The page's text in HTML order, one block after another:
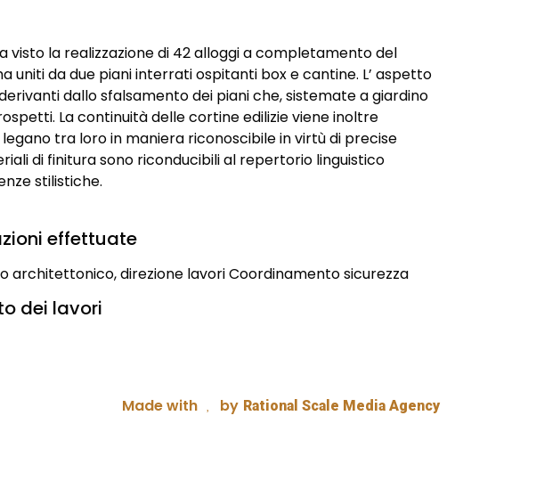
visto la realizzazione di 42 alloggi a completamento del
da due piani interrati ospitanti box e cantine. L’ aspetto
dallo sfalsamento dei piani che, sistemate a giardino
La continuità delle cortine edilizie viene inoltre
tra loro in maniera riconoscibile in virtù di precise
di finitura sono riconducibili al repertorio linguistico
stilistiche.
effettuate
architettonico, direzione lavori Coordinamento sicurezza
dei lavori
Made with by Rational Scale Media Agency